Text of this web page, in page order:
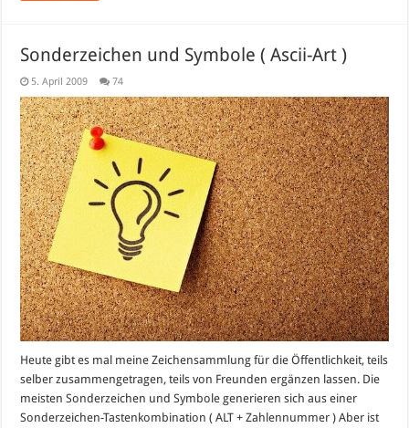
Sonderzeichen und Symbole ( Ascii-Art )
5. April 2009 74
Heute gibt es mal meine Zeichensammlung für die Öffentlichkeit, teils
selber zusammengetragen, teils von Freunden ergänzen lassen. Die
meisten Sonderzeichen und Symbole generieren sich aus einer
Sonderzeichen-Tastenkombination ( ALT + Zahlennummer ) Aber ist